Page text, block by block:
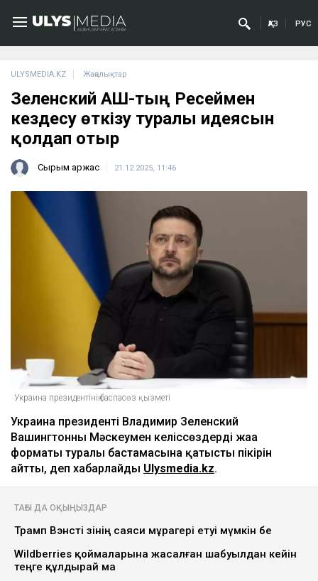
ҚАЗ РУС
ULYSMEDIA.KZ Жаңалықтар
Зеленский АҚШ-тың Ресеймен
кездесу өткізу туралы идеясын
қолдап отыр
Сырым Қаржас 21.12.2025, 11:46
Украина президентінің баспасөз қызметі
Украина президенті Владимир Зеленский
Вашингтонның Мәскеумен келіссөздердің жаңа
форматы туралы бастамасына қатысты пікірін
айтты, деп хабарлайды Ulysmedia.kz.
ТАҒЫ ДА ОҚЫҢЫЗДАР
Трамп Вэнсті өзінің саяси мұрагері етуі мүмкін бе
Wildberries қоймаларына жасалған шабуылдан кейін
теңге құлдырай ма